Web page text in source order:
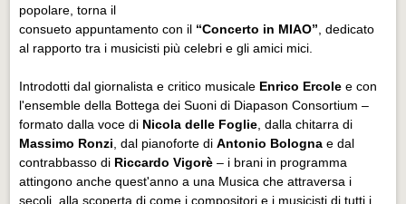
popolare, torna il
consueto appuntamento con il “Concerto in MIAO” , dedicato
al rapporto tra i musicisti più celebri e gli amici mici.
Introdotti dal giornalista e critico musicale Enrico Ercole e con
l'ensemble della Bottega dei Suoni di Diapason Consortium –
formato dalla voce di Nicola delle Foglie , dalla chitarra di
Massimo Ronzi , dal pianoforte diAntonio Bologna e dal
contrabbasso di Riccardo Vigorè – i brani in programma
attingono anche quest'anno a una Musica che attraversa i
secoli, alla scoperta di come i compositori e i musicisti di tutti i